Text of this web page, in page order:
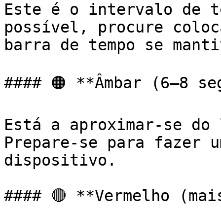
Este é o intervalo de
possível, procure
barra de tempo se
#### 🟠 **Âmbar (6–8
Está a aproximar-se do
Prepare-se para fazer
dispositivo.
#### 🔴 **Vermelho